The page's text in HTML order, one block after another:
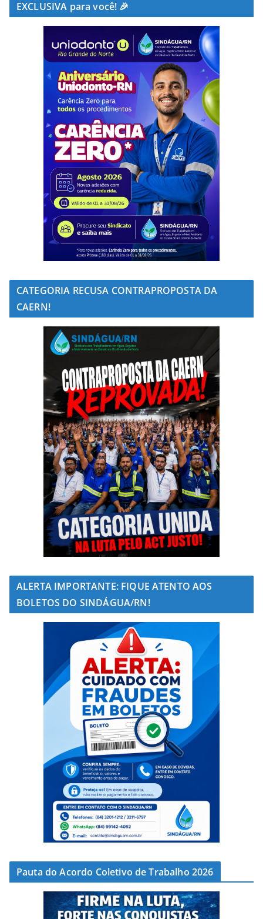
EXCLUSIVA para você! 🎉
CATEGORIA RECUSA CONTRAPROPOSTA DA
CAERN!
ALERTA IMPORTANTE: FIQUE ATENTO AOS
BOLETOS DO SINDÁGUA/RN!
Pauta do Acordo Coletivo de Trabalho 2026